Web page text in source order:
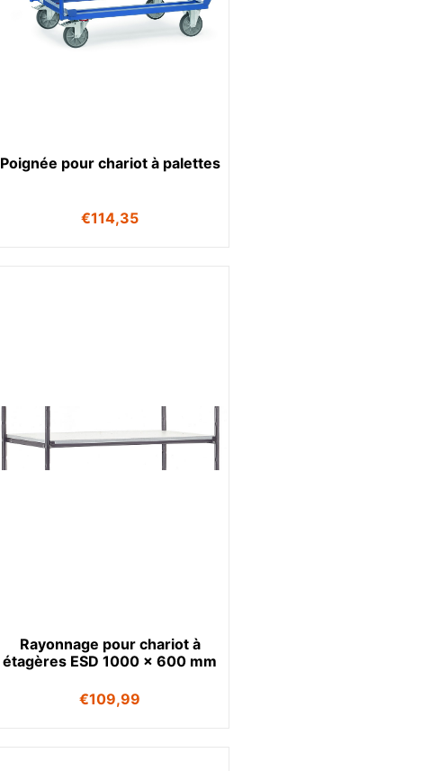
Poignée pour chariot à palettes
€114,35
Rayonnage pour chariot à
étagères ESD 1000 x 600 mm
€109,99